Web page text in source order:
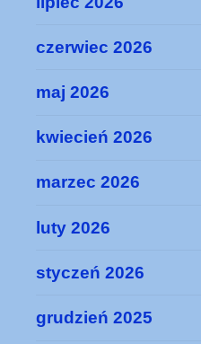
czerwiec 2026
maj 2026
kwiecień 2026
marzec 2026
luty 2026
styczeń 2026
grudzień 2025